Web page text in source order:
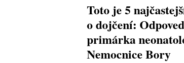
Toto je 5
o dojčení:
primárka
Nemocnice Bory